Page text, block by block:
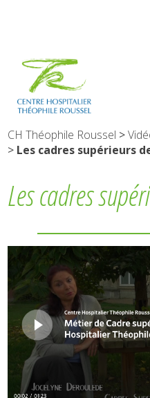
CH Théophile Roussel >
> Les cadres supérieurs
Les cadres